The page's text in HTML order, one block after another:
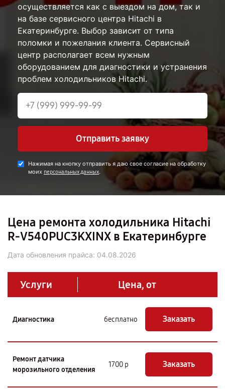
осуществляется как с выездом на дом, так и
на базе сервисного центра Hitachi в
Екатеринбурге. Выбор зависит от типа
поломки и пожелания клиента. Сервисный
центр располагает всем нужным
оборудованием для диагностики и устранения
проблем холодильников Hitachi.
Отправить заявку
Нажимая на кнопку отправить я даю свое согласие на обработку
моих персональных данных.
Цена ремонта холодильника Hitachi
R-V540PUC3KXINX в Екатеринбурге
Дата обновления прайса: 04.08.2026
Услуги Цена, от
Диагностика бесплатно Заказать
Ремонт датчика
морозильного отделения
1700 р Заказать